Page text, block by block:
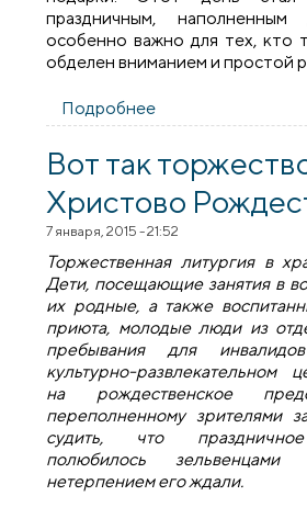
праздничным,
особенно важно для тех, кто
обделен вниманием и простой
Подробнее
инвалидностью
Вот так
Христово
7 января, 2015 - 21:52
Торжественная литургия в
Дети, посещающие занятия в
их родные, а также
приюта, молодые люди из
пребывания для
культурно-развлекательном
на рождественское
переполненному зрителями
судить, что
полюбилось
нетерпением его ждали.